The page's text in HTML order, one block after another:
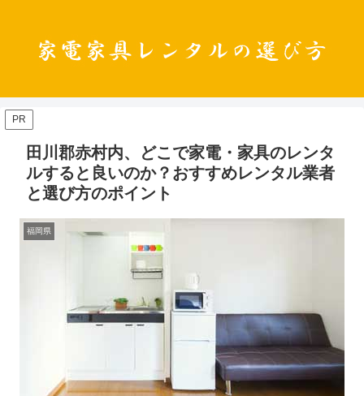
PR
田川郡赤村内、どこで家電・家具のレンタ
ルすると良いのか？おすすめレンタル業者
と選び方のポイント
福岡県